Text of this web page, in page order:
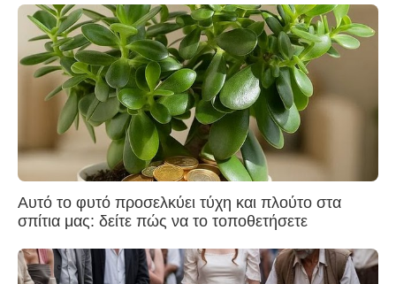
Αυτό το φυτό προσελκύει τύχη και πλούτο στα
σπίτια μας: δείτε πώς να το τοποθετήσετε